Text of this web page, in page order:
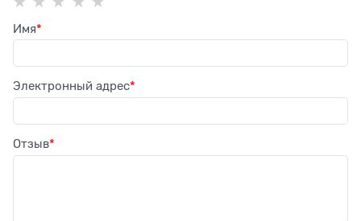
Имя
Электронный адрес
Отзыв